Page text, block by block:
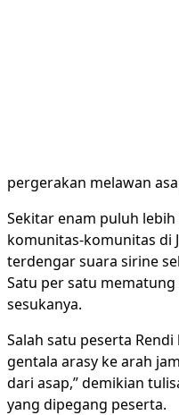
pergerakan melawan
Sekitar enam puluh
komunitas-komunitas di
terdengar suara sirine
Satu per satu
sesukanya.
Salah satu peserta
gentala arasy ke arah
dari asap,” demikian
yang dipegang peserta.